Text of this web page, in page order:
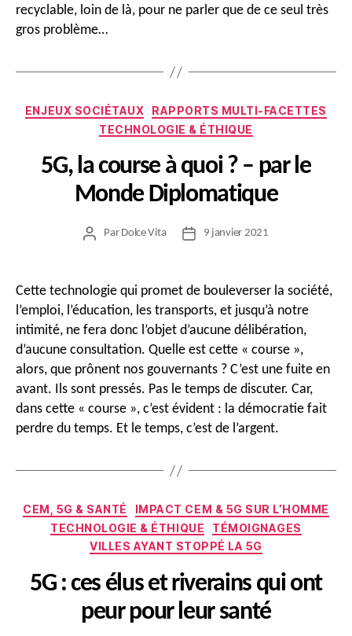
recyclable, loin de là, pour ne parler que de ce seul très
gros problème…
Catégories
ENJEUX SOCIÉTAUX
RAPPORTS MULTI-FACETTES
TECHNOLOGIE & ÉTHIQUE
5G, la course à quoi ? – par le
Monde Diplomatique
Auteur
Par Dolce Vita
Date9 janvier 2021
Cette technologie qui promet de bouleverser la société,
l’emploi, l’éducation, les transports, et jusqu’à notre
intimité, ne fera donc l’objet d’aucune délibération,
d’aucune consultation. Quelle est cette « course »,
alors, que prônent nos gouvernants ? C’est une fuite en
avant. Ils sont pressés. Pas le temps de discuter. Car,
dans cette « course », c’est évident : la démocratie fait
perdre du temps. Et le temps, c’est de l’argent.
Catégories
CEM, 5G & SANTÉ
IMPACT CEM & 5G SUR L’HOMME
TECHNOLOGIE & ÉTHIQUE
TÉMOIGNAGES
VILLES AYANT STOPPÉ LA 5G
5G : ces élus et riverains qui ont
peur pour leur santé